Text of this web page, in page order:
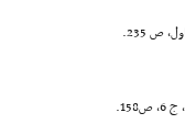
ص 235.